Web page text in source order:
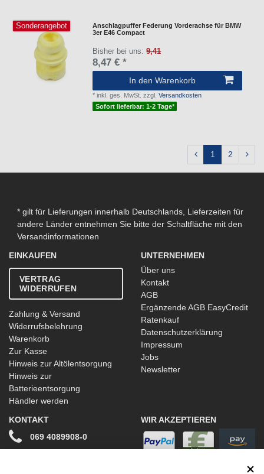
Sonderangebot
Anschlagpuffer Federung Vorderachse für BMW
3er E46 Compact
Bisher bei uns:9,41
8,47 € *
In den Warenkorb
*inkl. ges. MwSt. zzgl.Versandkosten
Sofort lieferbar: 1-2 Tage*
1 2
* gilt für Lieferungen innerhalb Deutschlands, Lieferzeiten für
andere Länder entnehmen Sie bitte der Schaltfläche mit den
Versandinformationen
EINKAUFEN
VERTRAG
WIDERRUFEN
Zahlung & Versand
Widerrufsbelehrung
Warenkorb
Zur Kasse
Hinweis zur Altölentsorgung
Hinweis zur
Batterieentsorgung
Händler werden
UNTERNEHMEN
Über uns
Kontakt
AGB
Ergänzende AGB EasyCredit
Ratenkauf
Datenschutzerklärung
Impressum
Jobs
Newsletter
KONTAKT
069 4089908-0
WIR AKZEPTIEREN